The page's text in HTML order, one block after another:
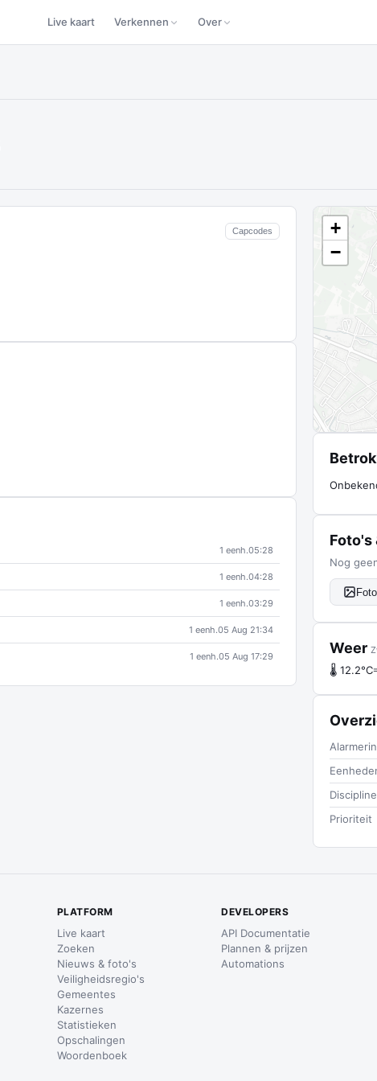
Live kaart Verkennen Over
Capcodes
1 eenh.05:28
1 eenh.04:28
1 eenh.03:29
1 eenh.05 Aug 21:34
1 eenh.05 Aug 17:29
+
−
Foto's
Nog
Weer
🌡 12.2°C
Prioriteit
PLATFORM
Live kaart
Zoeken
Nieuws & foto's
Veiligheidsregio's
Gemeentes
Kazernes
Statistieken
Opschalingen
Woordenboek
DEVELOPERS
API Documentatie
Plannen & prijzen
Automations